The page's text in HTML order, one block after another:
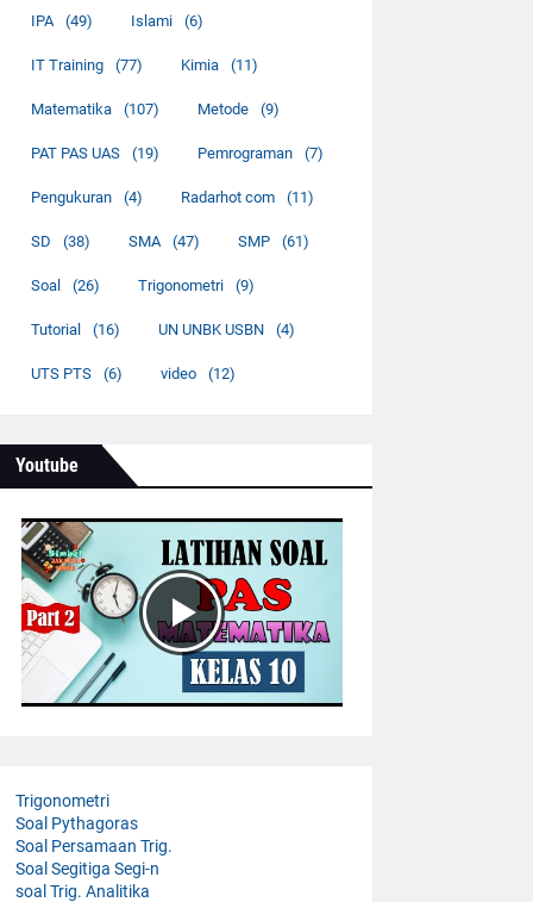
IPA (49) Islami (6)
IT Training (77) Kimia (11)
Matematika (107) Metode (9)
PAT PAS UAS (19) Pemrograman (7)
Pengukuran (4) Radarhot com (11)
SD (38) SMA (47) SMP (61)
Soal (26) Trigonometri (9)
Tutorial (16) UN UNBK USBN (4)
UTS PTS (6) video (12)
Youtube
Trigonometri
Soal Pythagoras
Soal Persamaan Trig.
Soal Segitiga Segi-n
soal Trig. Analitika